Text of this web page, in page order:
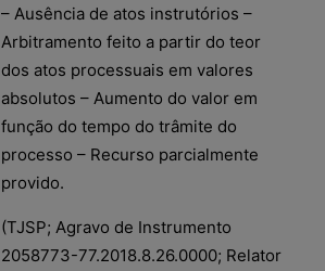
– Ausência de atos instrutórios –
Arbitramento feito a partir do teor
dos atos processuais em valores
absolutos – Aumento do valor em
função do tempo do trâmite do
processo – Recurso parcialmente
provido.
(TJSP; Agravo de Instrumento
2058773-77.2018.8.26.0000; Relator